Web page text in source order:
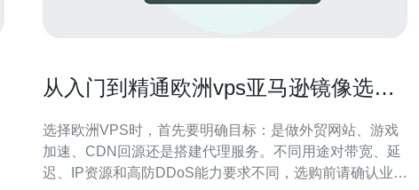
从入门到精通欧洲vps亚马逊镜像选择
选择欧洲VPS时，首先要明确目标：是做外贸网站、游戏
加速、CDN回源还是搭建代理服务。不同用途对带宽、延
迟、IP资源和高防DDoS能力要求不同，选购前请确认业务